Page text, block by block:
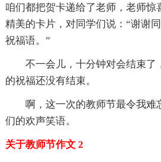
咱们都把贺卡递给了老师，老师惊
精美的卡片，对同学们说：“谢谢
祝福语。”
不一会儿，十分钟对会结束了
的祝福还没有结束。
啊，这一次的教师节最令我难
们的欢声笑语。
关于教师节作文 2